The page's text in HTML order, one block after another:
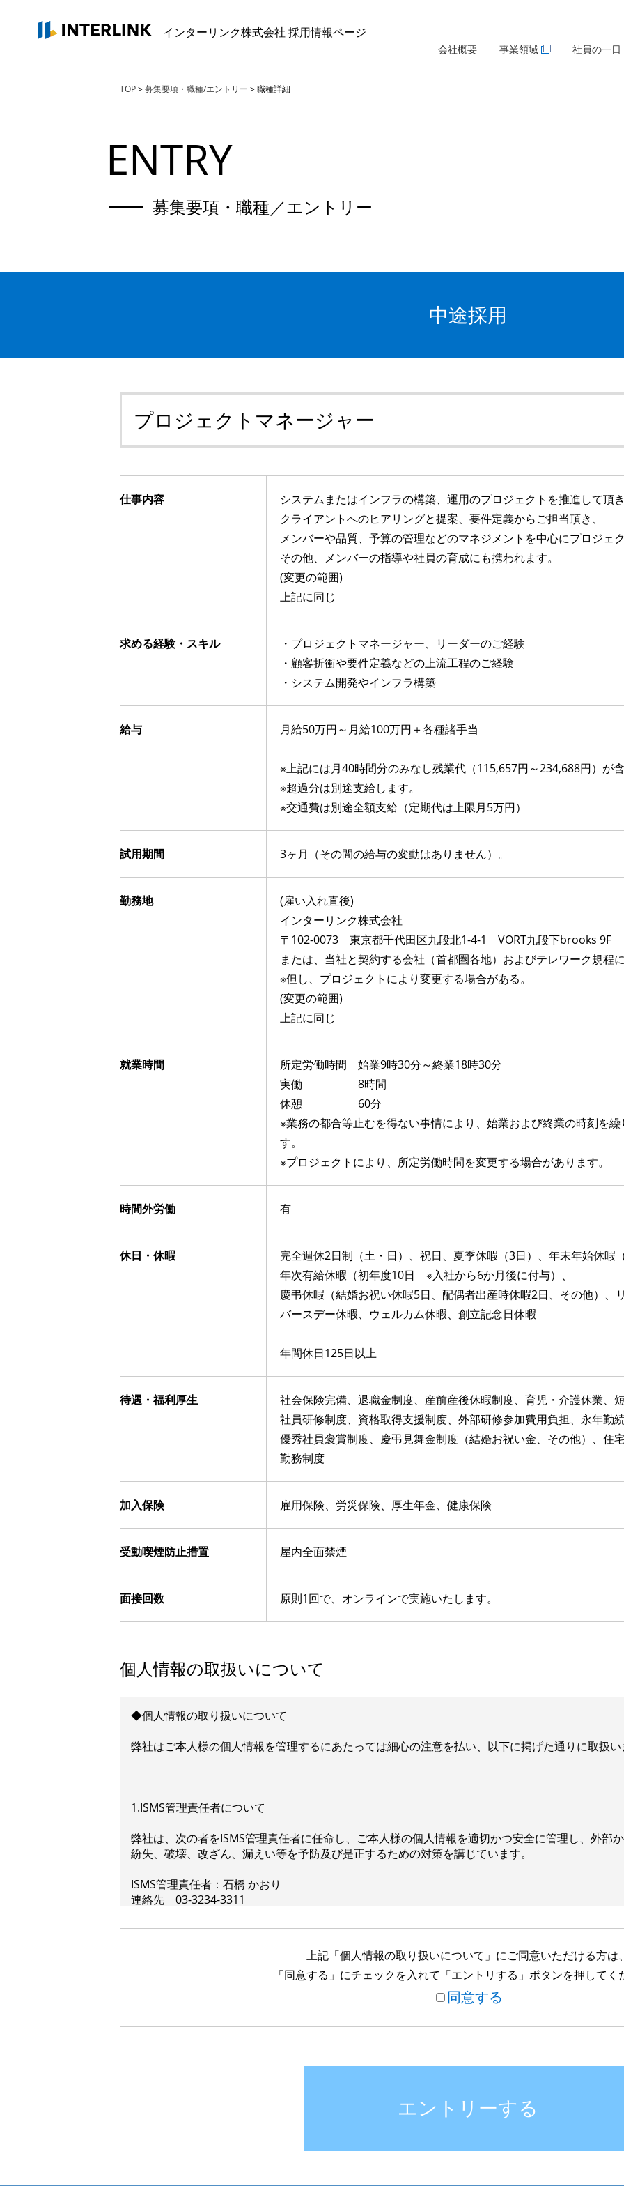
インターリンク株式会社 採用情報ページ
会社概要 事業領域 社員の一日
TOP>募集要項・職種/エントリー >職種詳細
ENTRY
募集要項・職種／エントリー
中途採用
プロジェクトマネージャー
仕事内容
システムまたはインフラの構築、運用のプロジェクトを推進して頂き
クライアントへのヒアリングと提案、要件定義からご担当頂き、
メンバーや品質、予算の管理などのマネジメントを中心にプロジェ
その他、メンバーの指導や社員の育成にも携われます。
(変更の範囲)
上記に同じ
求める経験・スキル
・プロジェクトマネージャー、リーダーのご経験
・顧客折衝や要件定義などの上流工程のご経験
・システム開発やインフラ構築
給与 月給50万円～月給100万円＋各種諸手当
※上記には月40時間分のみなし残業代（115,657円～234,688円）が含
※超過分は別途支給します。
※交通費は別途全額支給（定期代は上限月5万円）
試用期間 3ヶ月（その間の給与の変動はありません）。
勤務地
(雇い入れ直後)
インターリンク株式会社
〒102-0073 東京都千代田区九段北1-4-1 VORT九段下brooks 9F
または、当社と契約する会社（首都圏各地）およびテレワーク規程
※但し、プロジェクトにより変更する場合がある。
(変更の範囲)
上記に同じ
就業時間
所定労働時間 始業9時30分～終業18時30分
実働 8時間
休憩 60分
※業務の都合等止むを得ない事情により、始業および終業の時刻を
す。
※プロジェクトにより、所定労働時間を変更する場合があります。
時間外労働 有
休日・休暇
完全週休2日制（土・日）、祝日、夏季休暇（3日）、年末年始休暇
年次有給休暇（初年度10日 ※入社から6か月後に付与）、
慶弔休暇（結婚お祝い休暇5日、配偶者出産時休暇2日、その他）、
バースデー休暇、ウェルカム休暇、創立記念日休暇
年間休日125日以上
待遇・福利厚生
社会保険完備、退職金制度、産前産後休暇制度、育児・介護休業、短
社員研修制度、資格取得支援制度、外部研修参加費用負担、永年勤続
優秀社員褒賞制度、慶弔見舞金制度（結婚お祝い金、その他）、住
勤務制度
加入保険 雇用保険、労災保険、厚生年金、健康保険
受動喫煙防止措置 屋内全面禁煙
面接回数 原則1回で、オンラインで実施いたします。
個人情報の取扱いについて
◆個人情報の取り扱いについて
弊社はご本人様の個人情報を管理するにあたっては細心の注意を払い、以下に掲げた通りに取扱い
1.ISMS管理責任者について
弊社は、次の者をISMS管理責任者に任命し、ご本人様の個人情報を適切かつ安全に管理し、外部か
紛失、破壊、改ざん、漏えい等を予防及び是正するための対策を講じています。
ISMS管理責任者：石橋 かおり
連絡先 03-3234-3311
弊社は以下に掲げる利用目的のために個人情報を収集します。
上記「個人情報の取り扱いについて」にご同意いただける方は、
「同意する」にチェックを入れて「エントリする」ボタンを押してく
同意する
エントリーする